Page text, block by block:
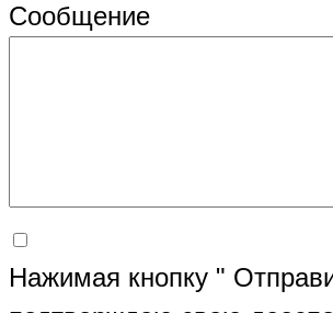
Сообщение
Нажимая кнопку "